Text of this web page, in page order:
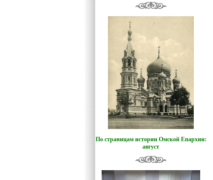
По страницам истории Омской Епархии:
август